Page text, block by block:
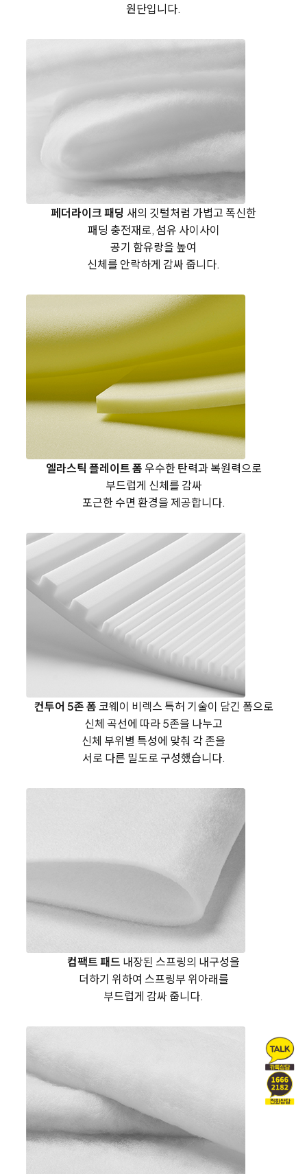
원단입니다.
페더라이크 패딩 새의 깃털처럼 가볍고 폭신한
패딩 충전재로, 섬유 사이사이
공기 함유랑을 높여
신체를 안락하게 감싸 줍니다.
엘라스틱 플레이트 폼 우수한 탄력과 복원력으로
부드럽게 신체를 감싸
포근한 수면 환경을 제공합니다.
컨투어 5존 폼코웨이 비렉스 특허 기술이 담긴 폼으로
신체 곡선에 따라 5존을 나누고
신체 부위별 특성에 맞춰 각 존을
서로 다른 밀도로 구성했습니다.
컴팩트 패드 내장된 스프링의 내구성을
더하기 위하여 스프링부 위아래를
부드럽게 감싸 줍니다.